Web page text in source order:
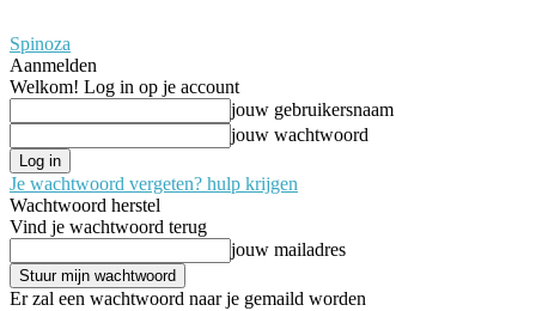
Spinoza
Aanmelden
Welkom! Log in op je account
jouw gebruikersnaam
jouw wachtwoord
Je wachtwoord vergeten? hulp krijgen
Wachtwoord herstel
Vind je wachtwoord terug
jouw mailadres
Er zal een wachtwoord naar je gemaild worden